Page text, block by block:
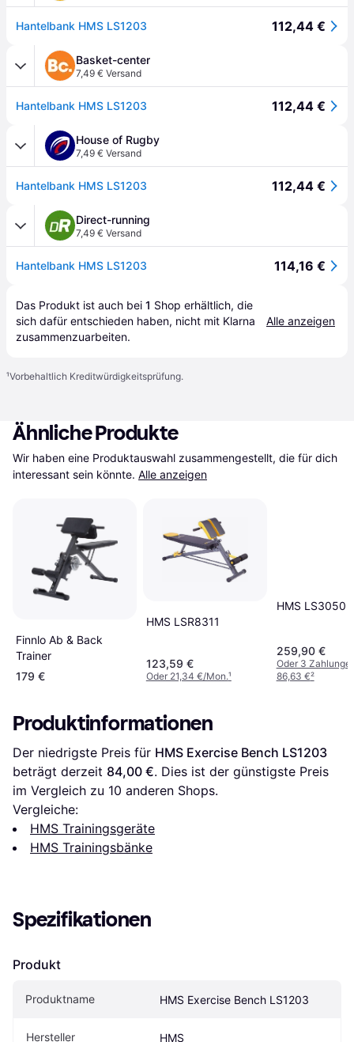
Hantelbank HMS LS1203 112,44 €
Basket-center
7,49 € Versand
Hantelbank HMS LS1203 112,44 €
House of Rugby
7,49 € Versand
Hantelbank HMS LS1203 112,44 €
Direct-running
7,49 € Versand
Hantelbank HMS LS1203 114,16 €
Das Produkt ist auch bei 1 Shop erhältlich, die
sich dafür entschieden haben, nicht mit Klarna
zusammenzuarbeiten.
Alle anzeigen
¹Vorbehaltlich Kreditwürdigkeitsprüfung.
Ähnliche Produkte
Wir haben eine Produktauswahl zusammengestellt, die für dich
interessant sein könnte. Alle anzeigen
Finnlo Ab & Back
Trainer
179 €
HMS LSR8311
123,59 €
Oder 21,34 €/Mon.¹
HMS LS3050
259,90 €
Oder 3
86,63 €²
Produktinformationen
Der niedrigste Preis für HMS Exercise Bench LS1203
beträgt derzeit 84,00 €. Dies ist der günstigste Preis
im Vergleich zu 10 anderen Shops.
Vergleiche:
HMS Trainingsgeräte
HMS Trainingsbänke
Spezifikationen
Produkt
Produktname HMS Exercise Bench LS1203
Hersteller HMS